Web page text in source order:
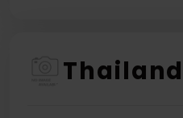
Thailand